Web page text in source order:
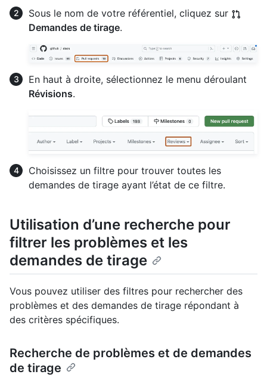
Sous le nom de votre référentiel, cliquez sur
Demandes de tirage.
En haut à droite, sélectionnez le menu déroulant
Révisions.
Choisissez un filtre pour trouver toutes les
demandes de tirage ayant l’état de ce filtre.
Utilisation d’une recherche pour
filtrer les problèmes et les
demandes de tirage
Vous pouvez utiliser des filtres pour rechercher des
problèmes et des demandes de tirage répondant à
des critères spécifiques.
Recherche de problèmes et de demandes
de tirage